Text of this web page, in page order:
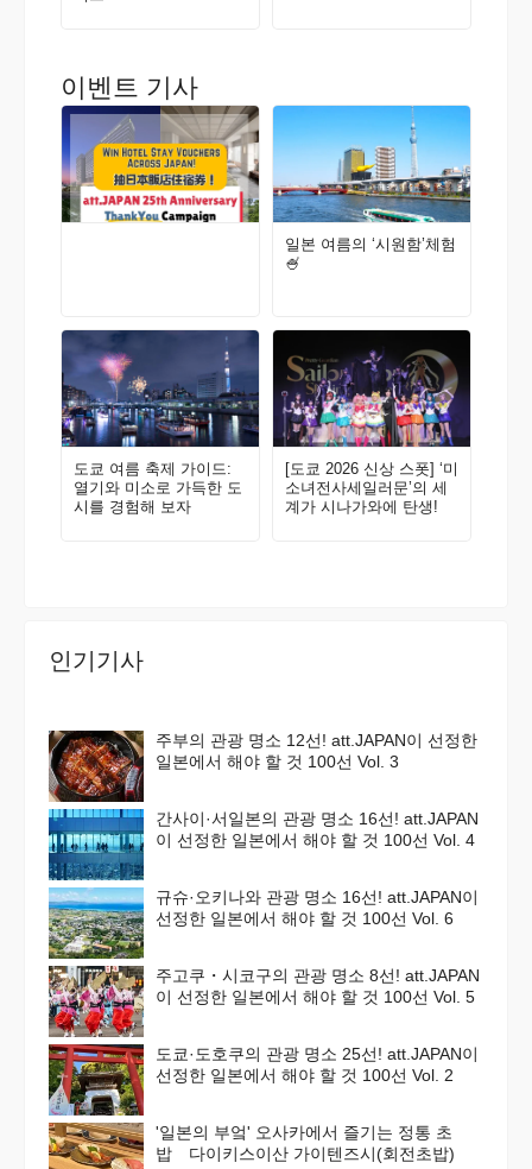
이벤트 기사
일본 여름의 ‘시원함’체험
🍧
도쿄 여름 축제 가이드:
열기와 미소로 가득한 도
시를 경험해 보자
[도쿄 2026 신상 스폿] ‘미
소녀전사세일러문’의 세
계가 시나가와에 탄생!
인기기사
주부의 관광 명소 12선! att.JAPAN이 선정한
일본에서 해야 할 것 100선 Vol. 3
간사이·서일본의 관광 명소 16선! att.JAPAN
이 선정한 일본에서 해야 할 것 100선 Vol. 4
규슈·오키나와 관광 명소 16선! att.JAPAN이
선정한 일본에서 해야 할 것 100선 Vol. 6
주고쿠・시코구의 관광 명소 8선! att.JAPAN
이 선정한 일본에서 해야 할 것 100선 Vol. 5
도쿄·도호쿠의 관광 명소 25선! att.JAPAN이
선정한 일본에서 해야 할 것 100선 Vol. 2
'일본의 부엌' 오사카에서 즐기는 정통 초
밥 다이키스이산 가이텐즈시(회전초밥)